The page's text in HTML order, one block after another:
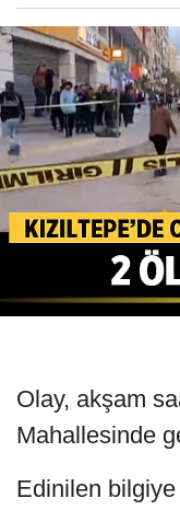
Olay, akşam
Mahallesinde
Edinilen bilgiye